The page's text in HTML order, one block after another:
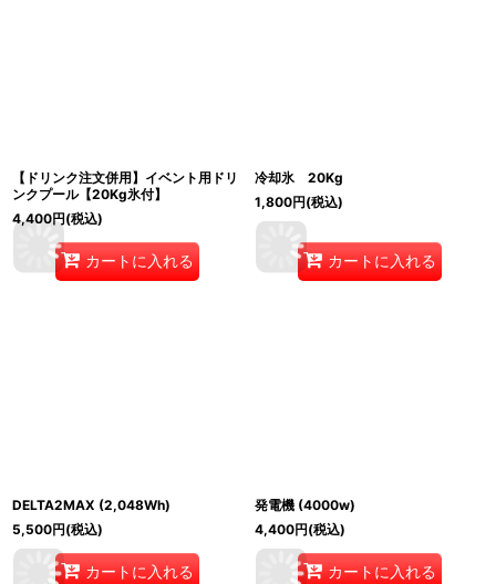
【ドリンク注文併用】イベント用ドリ
ンクプール【20Kg氷付】
4,400円(税込)
カートに入れる
冷却氷 20Kg
1,800円(税込)
カートに入れる
DELTA2MAX (2,048Wh)
5,500円(税込)
カートに入れる
発電機 (4000w)
4,400円(税込)
カートに入れる